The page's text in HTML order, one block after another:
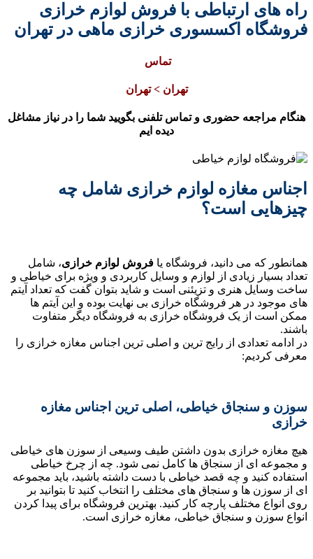
راه های ارتباطی با فروش لوازم خرازی
فروشگاه اکسسوری خرازی ماهی در تهران
تماس
تهران > تهران
هنگام مراجعه حضوری و تماس تلفنی بگویید شما را در نیاز مشاغل
دیده ایم
اجناس مغازه لوازم خرازی شامل چه
چیزهایی است؟
همانطور که می دانید، فروشگاه یافروش لوازم خرازی، شامل
تعداد بسیار زیادی از لوازم و وسایل کاربردی و ویژه برای خیاطی و
ساخت وسایل هنری و تزیئنی است و شاید بتوان گفت که تعداد آیتم
های موجود در هر فروشگاه خرازی بی نهایت بوده و این آیتم ها
ممکن است از یک فروشگاه خرازی به فروشگاه دیگر متفاوت
باشند.
در ادامه تعدادی از رایج ترین و اصلی ترین اجناس مغازه خرازی را
معرفی کردیم:
سوزن و سنجاق خیاطی، اصلی ترین اجناس مغازه
خرازی
هیچ مغازه خرازی بدون داشتن طیف وسیعی از سوزن های خیاطی
و مجموعه ای از سنجاق ها کامل نمی شود. چه از چرخ خیاطی
استفاده کنید و چه قصد خیاطی با دست داشته باشید، باید مجموعه
ای از سوزن ها و سنجاق های مختلف را انتخاب کنید تا بتوانید بر
روی انواع مختلف پارچه کار کنید. بهترین فروشگاه برای پیدا کردن
انواع سوزن و سنجاق خیاطی، مغازه خرازی است.